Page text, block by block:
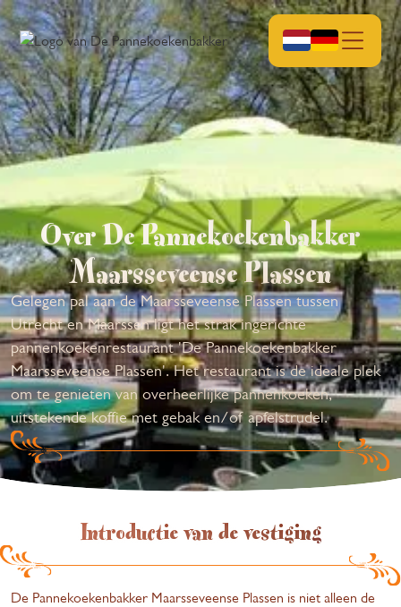
Over De Pannekoekenbakker
Maarsseveense Plassen
Gelegen pal aan de Maarsseveense Plassen tussen
Utrecht en Maarssen ligt het strak ingerichte
pannenkoekenrestaurant 'De Pannekoekenbakker
Maarsseveense Plassen'. Het restaurant is de ideale plek
om te genieten van overheerlijke pannenkoeken,
uitstekende koffie met gebak en/of apfelstrudel.
Introductie van de vestiging
De Pannekoekenbakker Maarsseveense Plassen is niet alleen de